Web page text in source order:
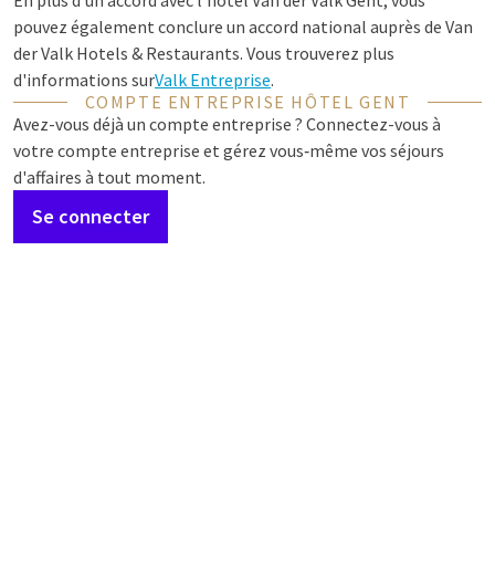
pouvez également conclure un accord national auprès de Van
der Valk Hotels & Restaurants. Vous trouverez plus
d'informations surValk Entreprise.
COMPTE ENTREPRISE HÔTEL GENT
Avez-vous déjà un compte entreprise ? Connectez-vous à
votre compte entreprise et gérez vous‑même vos séjours
d'affaires à tout moment.
Se connecter